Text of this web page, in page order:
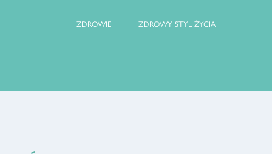
ZDROWIE ZDROWY STYL ŻYCIA